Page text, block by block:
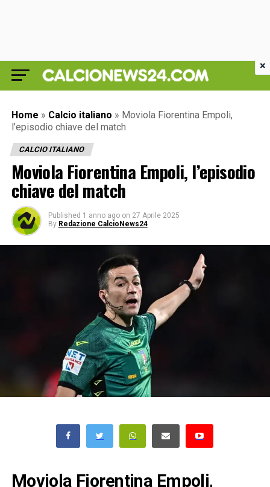
Home » Calcio italiano » Moviola Fiorentina Empoli,
l’episodio chiave del match
CALCIO ITALIANO
Moviola Fiorentina Empoli, l’episodio
chiave del match
Published 1 anno ago on 27 Aprile 2025
By Redazione CalcioNews24
Moviola Fiorentina Empoli,
×